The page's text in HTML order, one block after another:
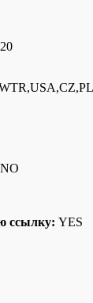
NO
ссылку: YES